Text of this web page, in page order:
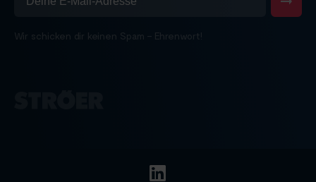
Wir schicken dir keinen Spam – Ehrenwort!